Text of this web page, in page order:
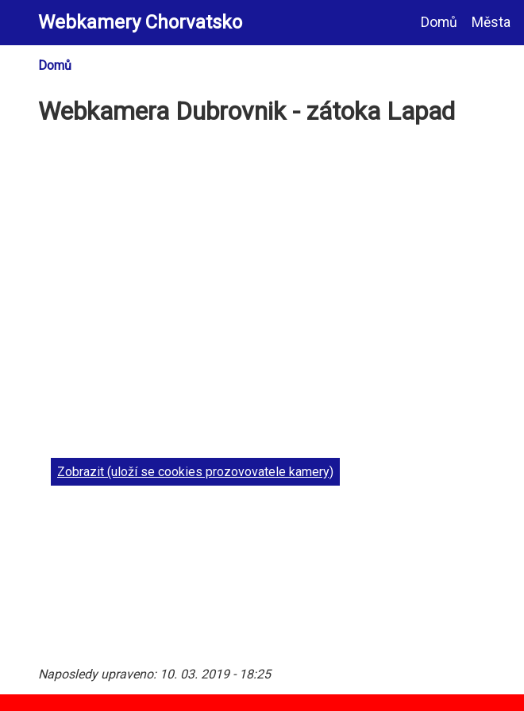
Webkamery Chorvatsko
Hlavní
navigace
Domů Města
navigace
Domů
Webkamera Dubrovnik - zátoka Lapad
Zobrazit (uloží se cookies prozovovatele kamery)
Naposledy upraveno: 10. 03. 2019 - 18:25